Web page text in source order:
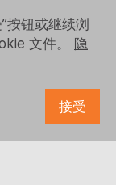
按钮或继续浏
文件。 隐
接受